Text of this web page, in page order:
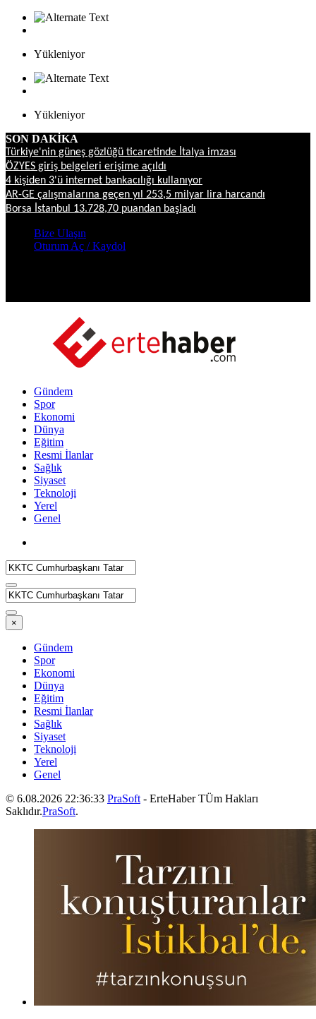
Yükleniyor
Yükleniyor
SON DAKİKA
Türkiye'nin güneş gözlüğü ticaretinde İtalya imzası
ÖZYES giriş belgeleri erişime açıldı
4 kişiden 3'ü internet bankacılığı kullanıyor
AR-GE çalışmalarına geçen yıl 253,5 milyar lira harcandı
Borsa İstanbul 13.728,70 puandan başladı
Bize Ulaşın
Oturum Aç / Kaydol
Gündem
Spor
Ekonomi
Dünya
Eğitim
Resmi İlanlar
Sağlık
Siyaset
Teknoloji
Yerel
Genel
×
Gündem
Spor
Ekonomi
Dünya
Eğitim
Resmi İlanlar
Sağlık
Siyaset
Teknoloji
Yerel
Genel
© 6.08.2026 22:36:33 PraSoft - ErteHaber TÜm Hakları
Saklıdır.PraSoft.